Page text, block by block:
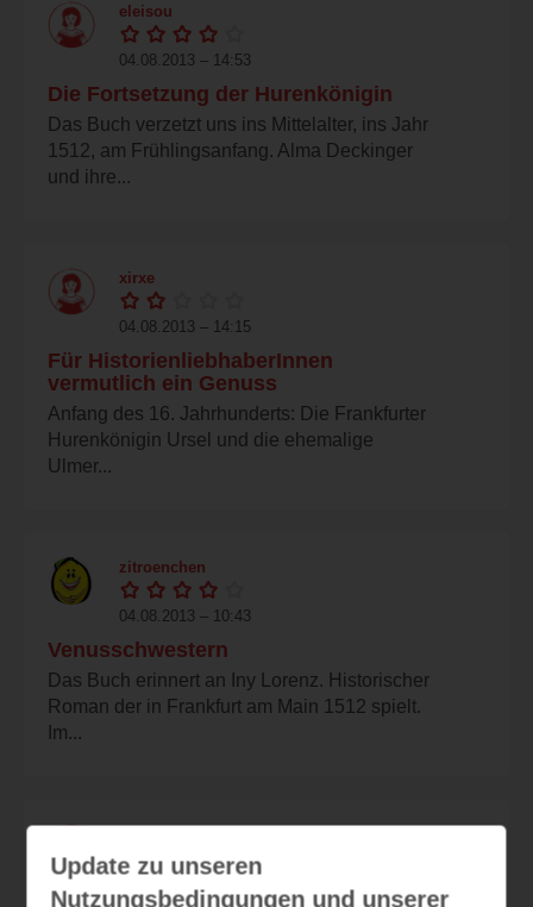
eleisou
04.08.2013 – 14:53
Die Fortsetzung der Hurenkönigin
Das Buch verzetzt uns ins Mittelalter, ins Jahr
1512, am Frühlingsanfang. Alma Deckinger
und ihre...
xirxe
04.08.2013 – 14:15
Für HistorienliebhaberInnen
vermutlich ein Genuss
Anfang des 16. Jahrhunderts: Die Frankfurter
Hurenkönigin Ursel und die ehemalige
Ulmer...
zitroenchen
04.08.2013 – 10:43
Venusschwestern
Das Buch erinnert an Iny Lorenz. Historischer
Roman der in Frankfurt am Main 1512 spielt.
Im...
Update zu unseren
Nutzungsbedingungen und unserer